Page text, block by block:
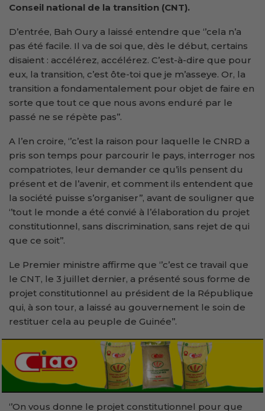
Conseil national de la transition (CNT).
D’entrée, Bah Oury a laissé entendre que ‘’cela n’a
pas été facile. Il va de soi que, dès le début, certains
disaient : accélérez, accélérez. C’est-à-dire que pour
eux, la transition, c’est ôte-toi que je m’asseye. Or, la
transition a fondamentalement pour objet de faire en
sorte que tout ce que nous avons enduré par le
passé ne se répète pas’’.
A l’en croire, ‘’c’est la raison pour laquelle le CNRD a
pris son temps pour parcourir le pays, interroger nos
compatriotes, leur demander ce qu’ils pensent du
présent et de l’avenir, et comment ils entendent que
la société puisse s’organiser’’, avant de souligner que
‘’tout le monde a été convié à l’élaboration du projet
constitutionnel, sans discrimination, sans rejet de qui
que ce soit’’.
Le Premier ministre affirme que ‘’c’est ce travail que
le CNT, le 3 juillet dernier, a présenté sous forme de
projet constitutionnel au président de la République
qui, à son tour, a laissé au gouvernement le soin de
restituer cela au peuple de Guinée’’.
‘’On vous donne le projet constitutionnel pour que